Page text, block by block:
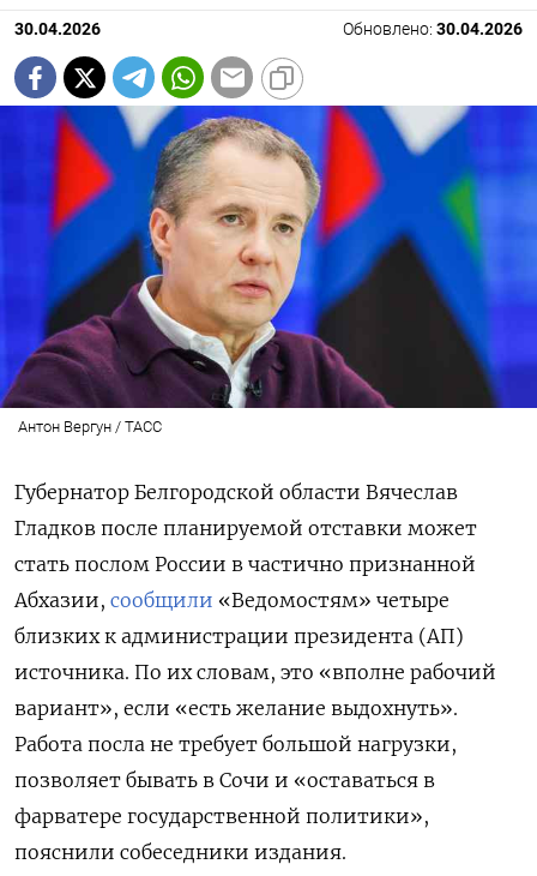
30.04.2026 Обновлено: 30.04.2026
Антон Вергун / ТАСС
Губернатор Белгородской области Вячеслав
Гладков после планируемой отставки может
стать послом России в частично признанной
Абхазии, сообщили «Ведомостям» четыре
близких к администрации президента (АП)
источника. По их словам, это «вполне рабочий
вариант», если «есть желание выдохнуть».
Работа посла не требует большой нагрузки,
позволяет бывать в Сочи и «оставаться в
фарватере государственной политики»,
пояснили собеседники издания.